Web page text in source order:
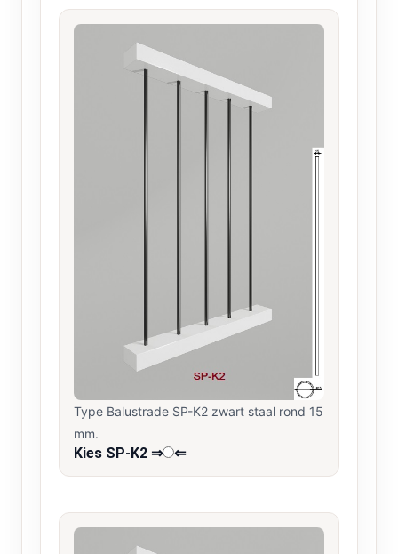
Type Balustrade SP-K2 zwart staal rond 15
mm.
Kies SP-K2 ⇒ ⇐